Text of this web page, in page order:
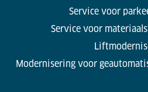
Service voor
Service voor
Modernisering voor